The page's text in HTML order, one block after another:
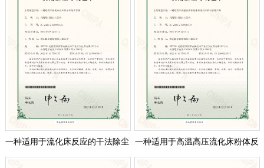
一种适用于流化床反应的干法除尘
系统
一种适用于高温高压流化床粉体反
应的干粉除尘器